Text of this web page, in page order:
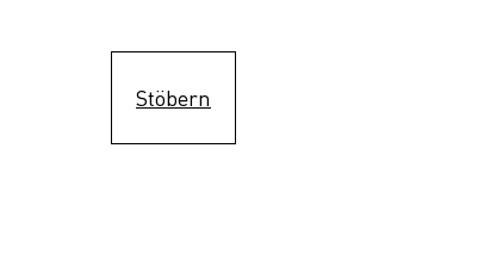
Stöbern